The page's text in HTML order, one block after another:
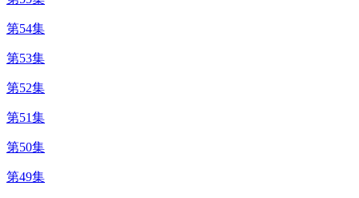
第54集
第53集
第52集
第51集
第50集
第49集